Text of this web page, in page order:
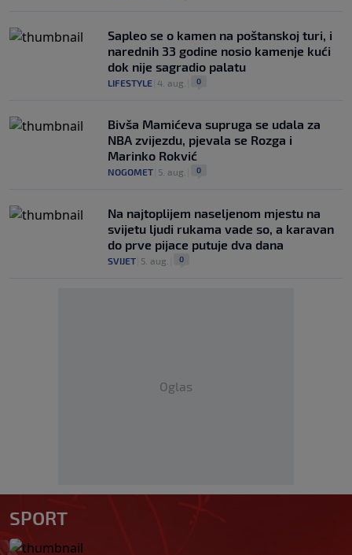
Saplео se o kamen na poštanskoj turi, i
narednih 33 godine nosio kamenje kući
dok nije sagradio palatu
LIFESTYLE 4. aug. 0
Bivša Mamićeva supruga se udala za
NBA zvijezdu, pjevala se Rozga i
Marinko Rokvić
NOGOMET 5. aug. 0
Na najtoplijem naseljenom mjestu na
svijetu ljudi rukama vade so, a karavan
do prve pijace putuje dva dana
SVIJET 5. aug. 0
Oglas
SPORT